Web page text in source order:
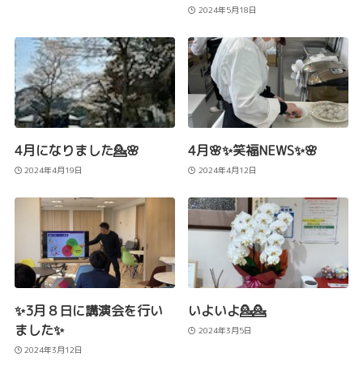
2024年5月18日
4月になりました💁🌸
2024年4月19日
4月🌸✨笑福NEWS✨🌸
2024年4月12日
✨3月８日に講演会を行い
ました✨
2024年3月12日
いよいよ💁💁
2024年3月5日